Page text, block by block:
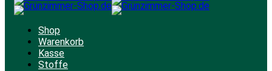
Shop
Warenkorb
Kasse
Stoffe